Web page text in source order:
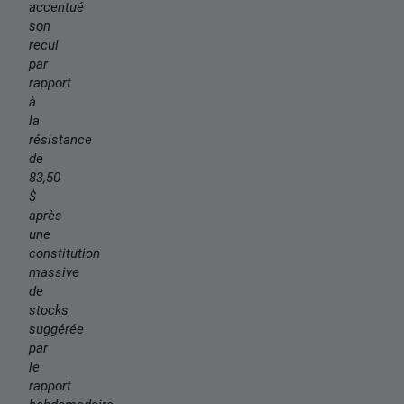
accentué
son
recul
par
rapport
à
la
résistance
de
83,50
$
après
une
constitution
massive
de
stocks
suggérée
par
le
rapport